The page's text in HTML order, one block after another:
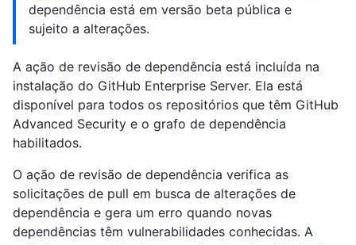
dependência está em versão beta pública e
sujeito a alterações.
A ação de revisão de dependência está incluída na
instalação do GitHub Enterprise Server. Ela está
disponível para todos os repositórios que têm GitHub
Advanced Security e o grafo de dependência
habilitados.
O ação de revisão de dependência verifica as
solicitações de pull em busca de alterações de
dependência e gera um erro quando novas
dependências têm vulnerabilidades conhecidas. A